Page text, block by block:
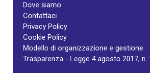
Dove siamo
Contattaci
Privacy Policy
Cookie Policy
Modello di organizzazione e gestione
Trasparenza - Legge 4 agosto 2017, n.